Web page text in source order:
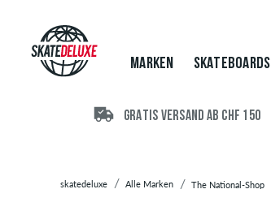
Skateboards
Schuhe
Streetwear
MARKEN SKATEBOARDS
GRATIS VERSAND AB CHF 150
skatedeluxe Alle Marken The National-Shop